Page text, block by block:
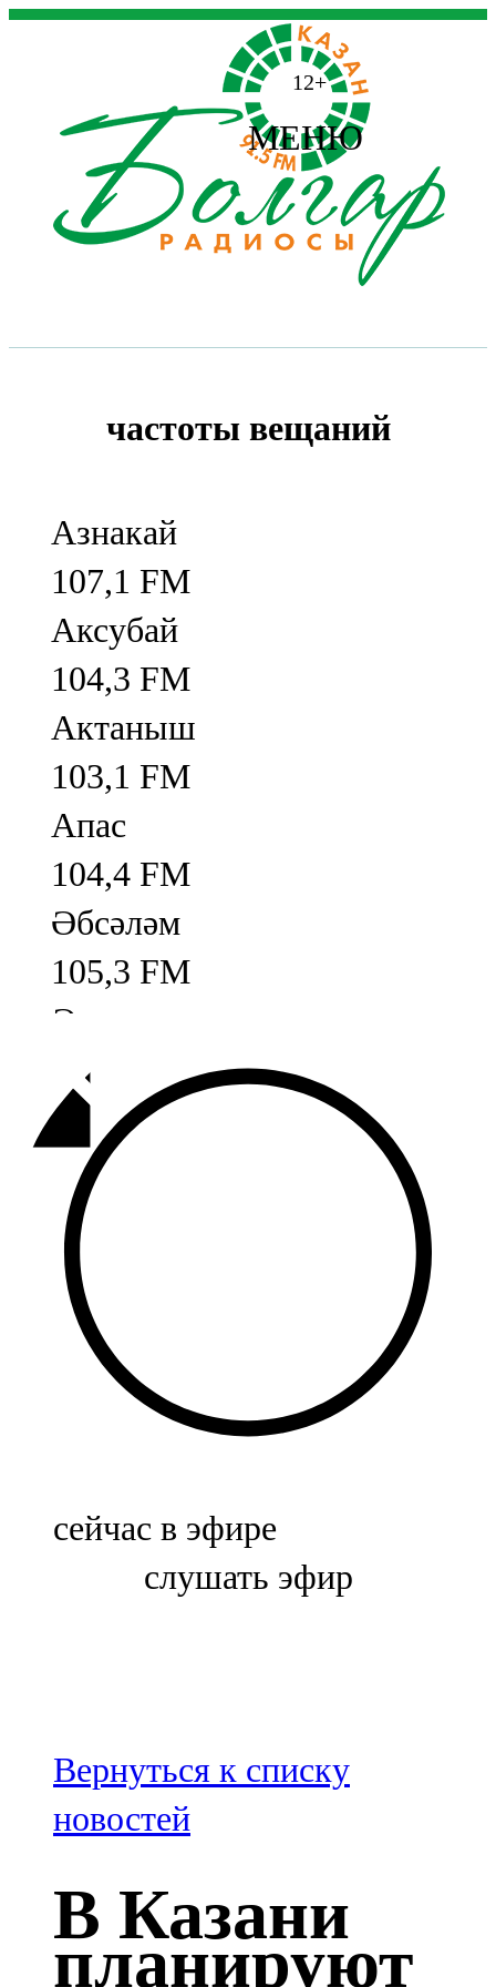
12+
МЕНЮ
частоты вещаний
Азнакай
107,1 FM
Аксубай
104,3 FM
Актаныш
103,1 FM
Апас
104,4 FM
Әбсәләм
105,3 FM
Әлмәт
92,9 FM
Базарлы матак
107,1 FM
Балык бистәсе
104,9 FM
Баулы
107,5 FM
Биләр
Болгар
100,3 FM
Зәй
106,6 FM
Кадыбаш
105,2 FM
сейчас в эфире
слушать эфир
Вернуться к списку
новостей
В Казани
планируют